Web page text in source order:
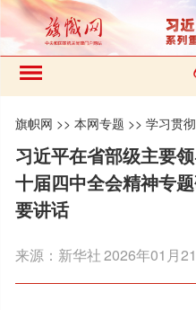
旗帜网 >>本网专题 >>学习贯
习近平在省部级主要
十届四中全会精神专
要讲话
来源： 新华社2026年01月